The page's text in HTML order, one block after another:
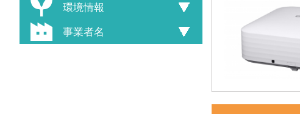
環境情報
事業者名